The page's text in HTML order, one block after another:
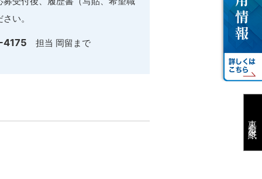
東京製紙
い。
担当 岡留まで